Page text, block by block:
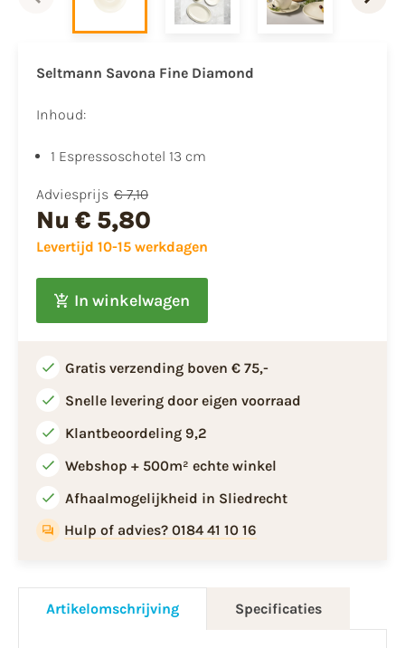
Seltmann Savona Fine Diamond
Inhoud:
​1 Espressoschotel 13 cm
Adviesprijs € 7,10
Nu € 5,80
Levertijd 10-15 werkdagen
In winkelwagen
Gratis verzending boven € 75,-
Snelle levering door eigen voorraad
Klantbeoordeling 9,2
Webshop + 500m² echte winkel
Afhaalmogelijkheid in Sliedrecht
Hulp of advies? 0184 41 10 16
Artikelomschrijving Specificaties